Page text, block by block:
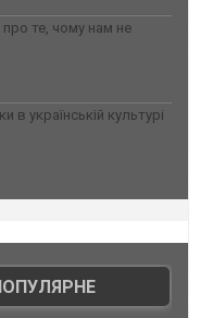
те, чому нам не
в українській культурі